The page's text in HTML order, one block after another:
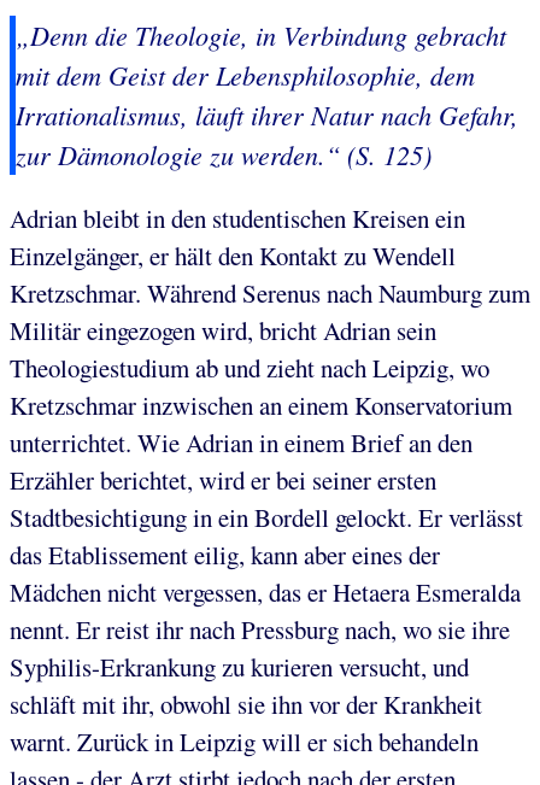
„Denn die Theologie, in Verbindung gebracht
mit dem Geist der Lebensphilosophie, dem
Irrationalismus, läuft ihrer Natur nach Gefahr,
zur Dämonologie zu werden.“ (S. 125)
Adrian bleibt in den studentischen Kreisen ein
Einzelgänger, er hält den Kontakt zu Wendell
Kretzschmar. Während Serenus nach Naumburg zum
Militär eingezogen wird, bricht Adrian sein
Theologiestudium ab und zieht nach Leipzig, wo
Kretzschmar inzwischen an einem Konservatorium
unterrichtet. Wie Adrian in einem Brief an den
Erzähler berichtet, wird er bei seiner ersten
Stadtbesichtigung in ein Bordell gelockt. Er verlässt
das Etablissement eilig, kann aber eines der
Mädchen nicht vergessen, das er Hetaera Esmeralda
nennt. Er reist ihr nach Pressburg nach, wo sie ihre
Syphilis-Erkrankung zu kurieren versucht, und
schläft mit ihr, obwohl sie ihn vor der Krankheit
warnt. Zurück in Leipzig will er sich behandeln